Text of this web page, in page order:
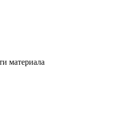
материала